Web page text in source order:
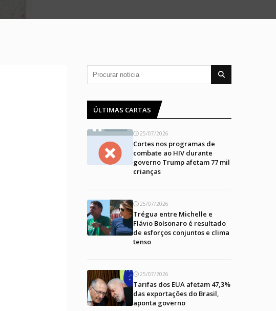
ÚLTIMAS CARTAS
25/07/2026
Cortes nos programas de
combate ao HIV durante
governo Trump afetam 77 mil
crianças
25/07/2026
Trégua entre Michelle e
Flávio Bolsonaro é resultado
de esforços conjuntos e clima
tenso
25/07/2026
Tarifas dos EUA afetam 47,3%
das exportações do Brasil,
aponta governo